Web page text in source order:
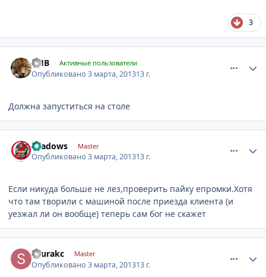
3
AHB Активные пользователи
Опубликовано3 марта, 201313 г.
Должна запуститься на столе
shadows Master
Опубликовано3 марта, 201313 г.
Если никуда больше не лез,проверить пайку епромки.Хотя
что там творили с машиной после приезда клиента (и
уезжал ли он вообще) теперь сам бог не скажет
shurakc Master
Опубликовано3 марта, 201313 г.